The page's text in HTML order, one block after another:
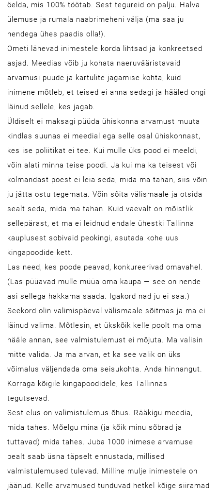
öelda, mis 100% töötab. Sest tegureid on palju. Halva
ülemuse ja rumala naabrimeheni välja (ma saa ju
nendega ühes paadis olla!).
Ometi lähevad inimestele korda lihtsad ja konkreetsed
asjad. Meedias võib ju kohata naeruvääristavaid
arvamusi puude ja kartulite jagamise kohta, kuid
inimene mõtleb, et teised ei anna sedagi ja hääled ongi
läinud sellele, kes jagab.
Üldiselt ei maksagi püüda ühiskonna arvamust muuta
kindlas suunas ei meedial ega selle osal ühiskonnast,
kes ise poliitikat ei tee. Kui mulle üks pood ei meeldi,
võin alati minna teise poodi. Ja kui ma ka teisest või
kolmandast poest ei leia seda, mida ma tahan, siis võin
ju jätta ostu tegemata. Võin sõita välismaale ja otsida
sealt seda, mida ma tahan. Kuid vaevalt on mõistlik
sellepärast, et ma ei leidnud endale ühestki Tallinna
kauplusest sobivaid peokingi, asutada kohe uus
kingapoodide kett.
Las need, kes poode peavad, konkureerivad omavahel.
(Las püüavad mulle müüa oma kaupa — see on nende
asi sellega hakkama saada. Igakord nad ju ei saa.)
Seekord olin valimispäeval välismaale sõitmas ja ma ei
läinud valima. Mõtlesin, et ükskõik kelle poolt ma oma
hääle annan, see valmistulemust ei mõjuta. Ma valisin
mitte valida. Ja ma arvan, et ka see valik on üks
võimalus väljendada oma seisukohta. Anda hinnangut.
Korraga kõigile kingapoodidele, kes Tallinnas
tegutsevad.
Sest elus on valimistulemus õhus. Rääkigu meedia,
mida tahes. Mõelgu mina (ja kõik minu sõbrad ja
tuttavad) mida tahes. Juba 1000 inimese arvamuse
pealt saab üsna täpselt ennustada, millised
valmistulemused tulevad. Milline mulje inimestele on
jäänud. Kelle arvamused tunduvad hetkel kõige siiramad